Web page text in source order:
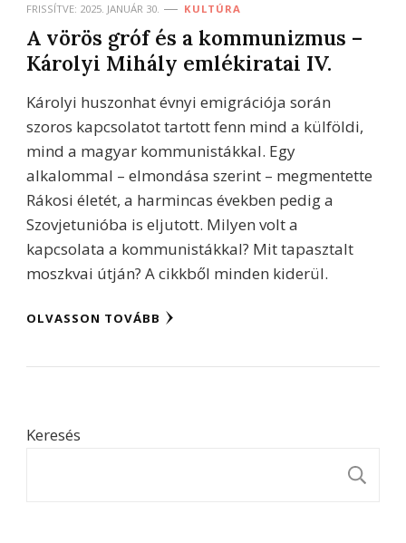
FRISSÍTVE: 2025. JANUÁR 30. KULTÚRA
A vörös gróf és a kommunizmus –
Károlyi Mihály emlékiratai IV.
Károlyi huszonhat évnyi emigrációja során
szoros kapcsolatot tartott fenn mind a külföldi,
mind a magyar kommunistákkal. Egy
alkalommal – elmondása szerint – megmentette
Rákosi életét, a harmincas években pedig a
Szovjetunióba is eljutott. Milyen volt a
kapcsolata a kommunistákkal? Mit tapasztalt
moszkvai útján? A cikkből minden kiderül.
OLVASSON TOVÁBB
Keresés